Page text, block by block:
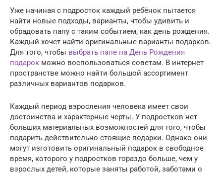
Уже начиная с подросток каждый ребёнок пытается
найти новые подходы, варианты, чтобы удивить и
обрадовать папу с таким событием, как день рождения.
Каждый хочет найти оригинальные варианты подарков.
Для того, чтобы выбрать папе на День Рождения
подарок можно воспользоваться советам. В интернет
пространстве можно найти большой ассортимент
различных вариантов подарков.
Каждый период взросления человека имеет свои
достоинства и характерные черты. У подростков нет
больших материальных возможностей для того, чтобы
подарить действительно стоящие подарки. Однако они
могут изготовить оригинальный подарок в свободное
время, которого у подростков гораздо больше, чем у
взрослых детей, которые заняты работой, заботами о